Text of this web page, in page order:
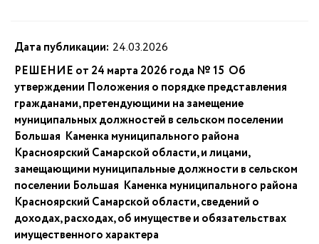
Дата публикации: 24.03.2026
РЕШЕНИЕ от 24 марта 2026 года № 15 Об
утверждении Положения о порядке представления
гражданами, претендующими на замещение
муниципальных должностей в сельском поселении
Большая Каменка муниципального района
Красноярский Самарской области, и лицами,
замещающими муниципальные должности в сельском
поселении Большая Каменка муниципального района
Красноярский Самарской области, сведений о
доходах, расходах, об имуществе и обязательствах
имущественного характера